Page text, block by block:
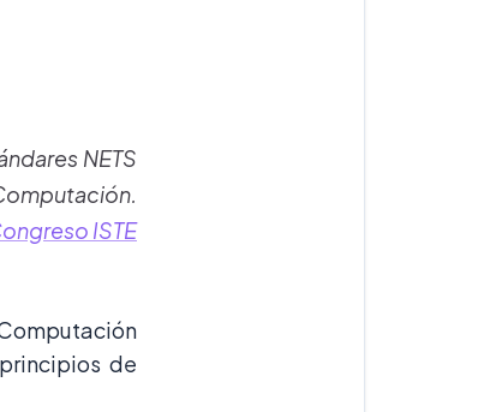
NETS
ISTE
de